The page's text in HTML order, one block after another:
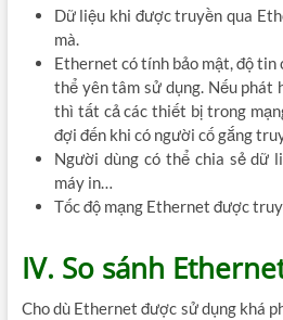
Dữ liệu khi được truyền qua
mà.
Ethernet có tính bảo mật, độ tin
thể yên tâm sử dụng. Nếu phát
thì tất cả các thiết bị trong
đợi đến khi có người cố gắng
Người dùng có thể chia sẻ dữ
máy in…
Tốc độ mạng Ethernet được
IV. So sánh
Cho dù Ethernet được sử dụng khá